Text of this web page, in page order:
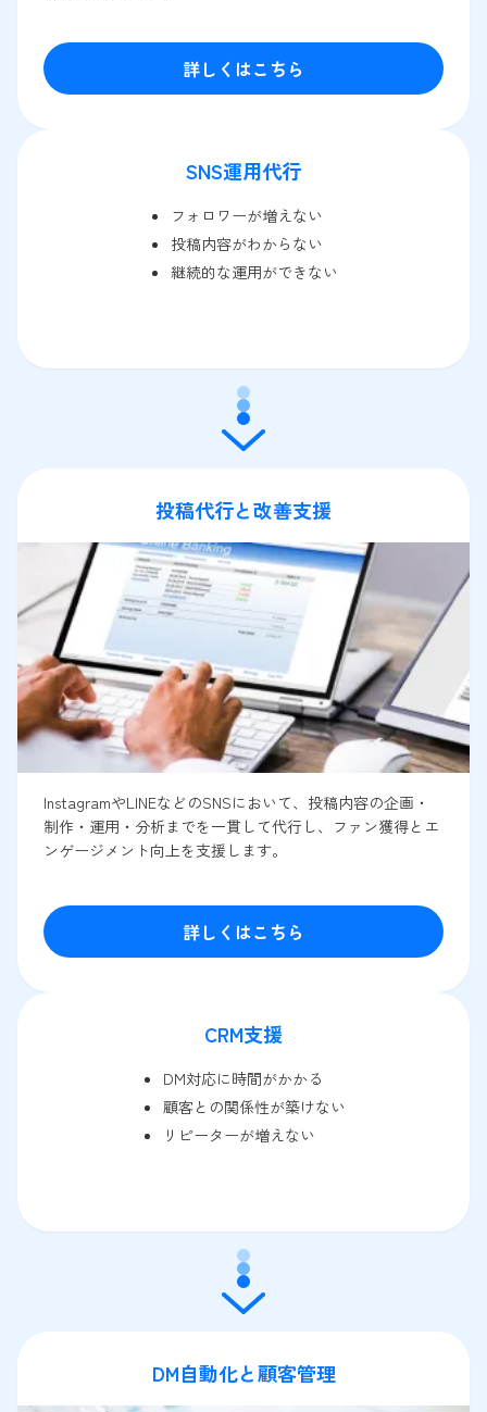
詳しくはこちら
SNS運用代行
フォロワーが増えない
投稿内容がわからない
継続的な運用ができない
投稿代行と改善支援
InstagramやLINEなどのSNSにおいて、投稿内容の企画・
制作・運用・分析までを一貫して代行し、ファン獲得とエ
ンゲージメント向上を支援します。
詳しくはこちら
CRM支援
DM対応に時間がかかる
顧客との関係性が築けない
リピーターが増えない
DM自動化と顧客管理